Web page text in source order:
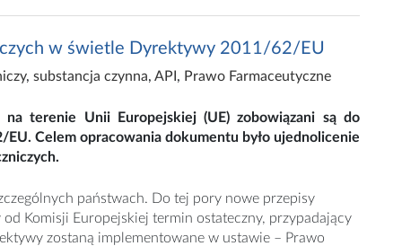
w świetle Dyrektywy 2011/62/EU
, substancja czynna, API , Prawo Farmaceutyczne
terenie Unii Europejskiej (UE) zobowiązani są do
Celem opracowania dokumentu było ujednolicenie
państwach. Do tej pory nowe przepisy
od Komisji Europejskiej termin ostateczny, przypadający
zostaną implementowane w ustawie – Prawo